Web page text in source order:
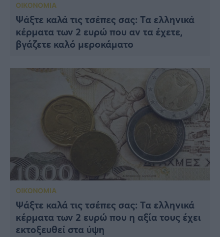
ΟΙΚΟΝΟΜΙΑ
Ψάξτε καλά τις τσέπες σας: Τα ελληνικά
κέρματα των 2 ευρώ που αν τα έχετε,
βγάζετε καλό μεροκάματο
ΟΙΚΟΝΟΜΙΑ
Ψάξτε καλά τις τσέπες σας: Τα ελληνικά
κέρματα των 2 ευρώ που η αξία τους έχει
εκτοξευθεί στα ύψη